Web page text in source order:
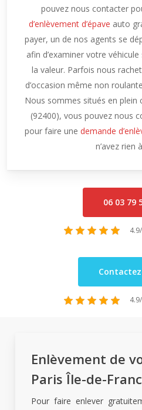
pouvez nous contacter
d’enlèvement d’épave auto
payer, un de nos agents se
afin d’examiner votre
la valeur. Parfois nous
d’occasion même non
Nous sommes situés en plein
(92400), vous pouvez nous
pour faire une demande
n’avez rien
06 03 79
Enlèvement de
Paris Île-de-
Pour faire enlever